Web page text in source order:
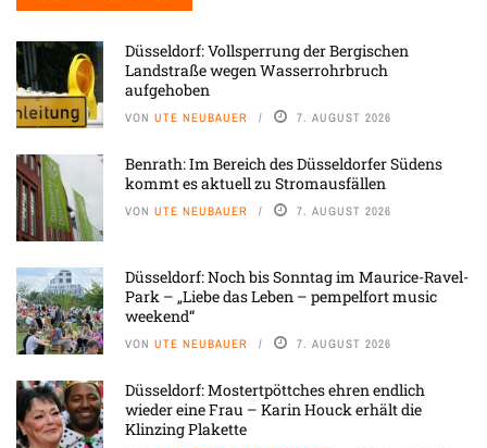
Düsseldorf: Vollsperrung der Bergischen
Landstraße wegen Wasserrohrbruch
aufgehoben
VON UTE NEUBAUER 7. AUGUST 2026
Benrath: Im Bereich des Düsseldorfer Südens
kommt es aktuell zu Stromausfällen
VON UTE NEUBAUER 7. AUGUST 2026
Düsseldorf: Noch bis Sonntag im Maurice-Ravel-
Park – „Liebe das Leben – pempelfort music
weekend“
VON UTE NEUBAUER 7. AUGUST 2026
Düsseldorf: Mostertpöttches ehren endlich
wieder eine Frau – Karin Houck erhält die
Klinzing Plakette